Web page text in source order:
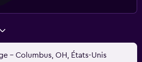
- Columbus, OH, États-Unis